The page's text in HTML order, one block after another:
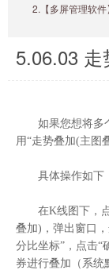
2.【多屏管理软
5.06.03
如果您想将多
用“走势叠加(主图
具体操作如下
在K线图下，
叠加)，弹出窗口
分比坐标”，点击“
券进行叠加（系统